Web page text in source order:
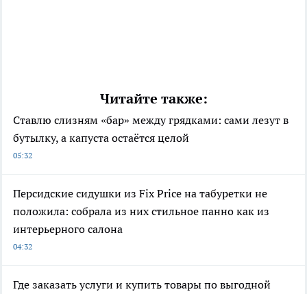
Читайте также:
Ставлю слизням «бар» между грядками: сами лезут в
бутылку, а капуста остаётся целой
05:32
Персидские сидушки из Fix Price на табуретки не
положила: собрала из них стильное панно как из
интерьерного салона
04:32
Где заказать услуги и купить товары по выгодной